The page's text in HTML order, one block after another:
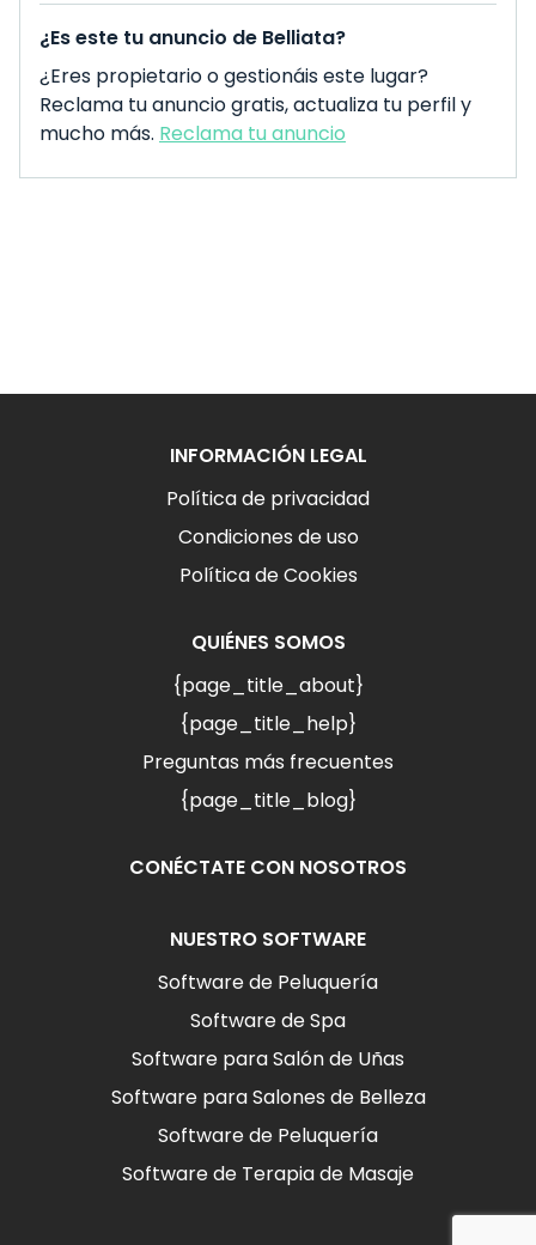
¿Es este tu anuncio de Belliata?
¿Eres propietario o gestionáis este lugar?
Reclama tu anuncio gratis, actualiza tu perfil y
mucho más. Reclama tu anuncio
INFORMACIÓN LEGAL
Política de privacidad
Condiciones de uso
Política de Cookies
QUIÉNES SOMOS
{page_title_about}
{page_title_help}
Preguntas más frecuentes
{page_title_blog}
CONÉCTATE CON NOSOTROS
NUESTRO SOFTWARE
Software de Peluquería
Software de Spa
Software para Salón de Uñas
Software para Salones de Belleza
Software de Peluquería
Software de Terapia de Masaje